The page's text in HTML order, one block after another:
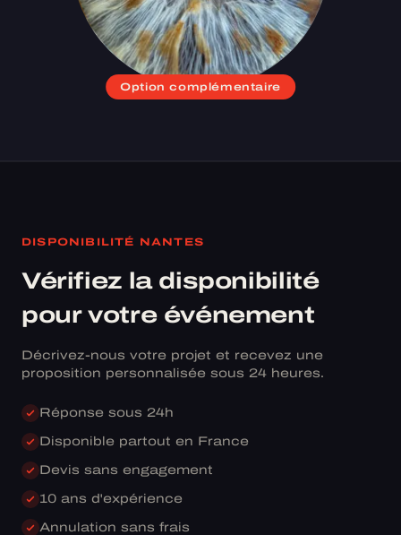
Option complémentaire
DISPONIBILITÉ NANTES
Vérifiez la disponibilité
pour votre événement
Décrivez-nous votre projet et recevez une
proposition personnalisée sous 24 heures.
Réponse sous 24h
Disponible partout en France
Devis sans engagement
10 ans d'expérience
Annulation sans frais